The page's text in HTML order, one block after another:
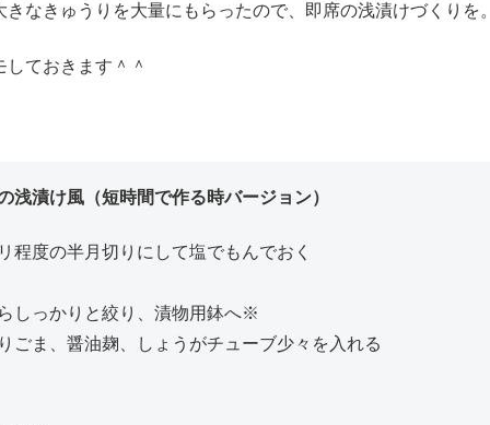
なきゅうりを大量にもらったので、即席の浅漬けづくりを。
ておきます＾＾
浅漬け風（短時間で作る時バージョン）
程度の半月切りにして塩でもんでおく
しっかりと絞り、漬物用鉢へ※
ごま、醤油麹、しょうがチューブ少々を入れる